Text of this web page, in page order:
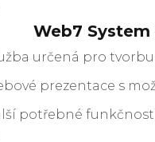
Web7
určená pro
prezentace s
potřebné